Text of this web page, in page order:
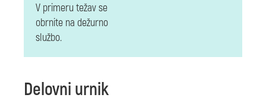
V primeru težav se
obrnite na dežurno
službo.
Delovni urnik